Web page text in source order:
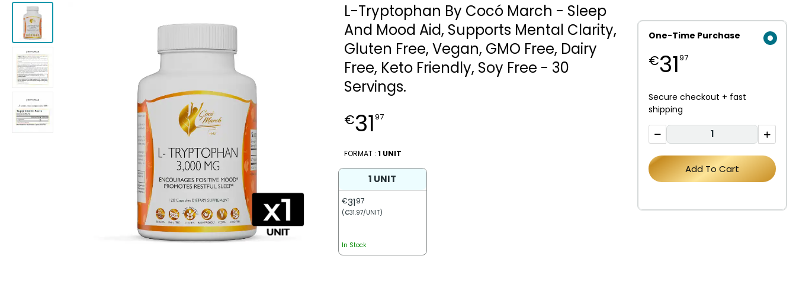
L-Tryptophan By Cocó March - Sleep
And Mood Aid, Supports Mental Clarity,
Gluten Free, Vegan, GMO Free, Dairy
Free, Keto Friendly, Soy Free - 30
Servings.
€3197
FORMAT : 1 UNIT
1 UNIT
€3197
(€31.97/UNIT)
In Stock
One-Time Purchase
€3197
Secure checkout + fast
shipping
Add To Cart